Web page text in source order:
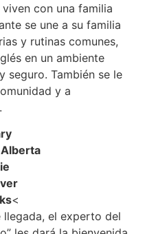
con una familia
se une a su familia
y rutinas comunes,
en un ambiente
seguro. También se le
y a
<
el experto del